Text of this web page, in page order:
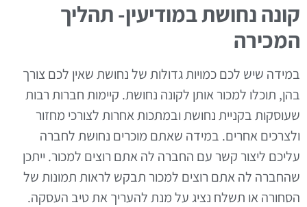
קונה נחושת במודיעין- תהליך
המכירה
במידה שיש לכם כמויות גדולות של נחושת שאין לכם צורך
בהן, תוכלו למכור אותן לקונה נחושת. קיימות חברות רבות
שעוסקות בקניית נחושת ובמתכות אחרות לצורכי מחזור
ולצרכים אחרים. במידה שאתם מוכרים נחושת לחברה
עליכם ליצור קשר עם החברה לה אתם רוצים למכור. ייתכן
שהחברה לה אתם רוצים למכור תבקש לראות תמונות של
הסחורה או תשלח נציג על מנת להעריך את טיב העסקה.